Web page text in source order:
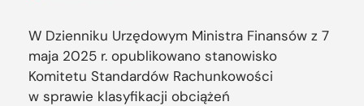
W Dzienniku Urzędowym Ministra Finansów z 7
maja 2025 r. opublikowano stanowisko
Komitetu Standardów Rachunkowości
w sprawie klasyfikacji obciążeń